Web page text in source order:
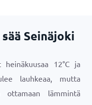
Seinäjoki
12°Cja
lauhkeaa, mutta
ottamaan lämmintä